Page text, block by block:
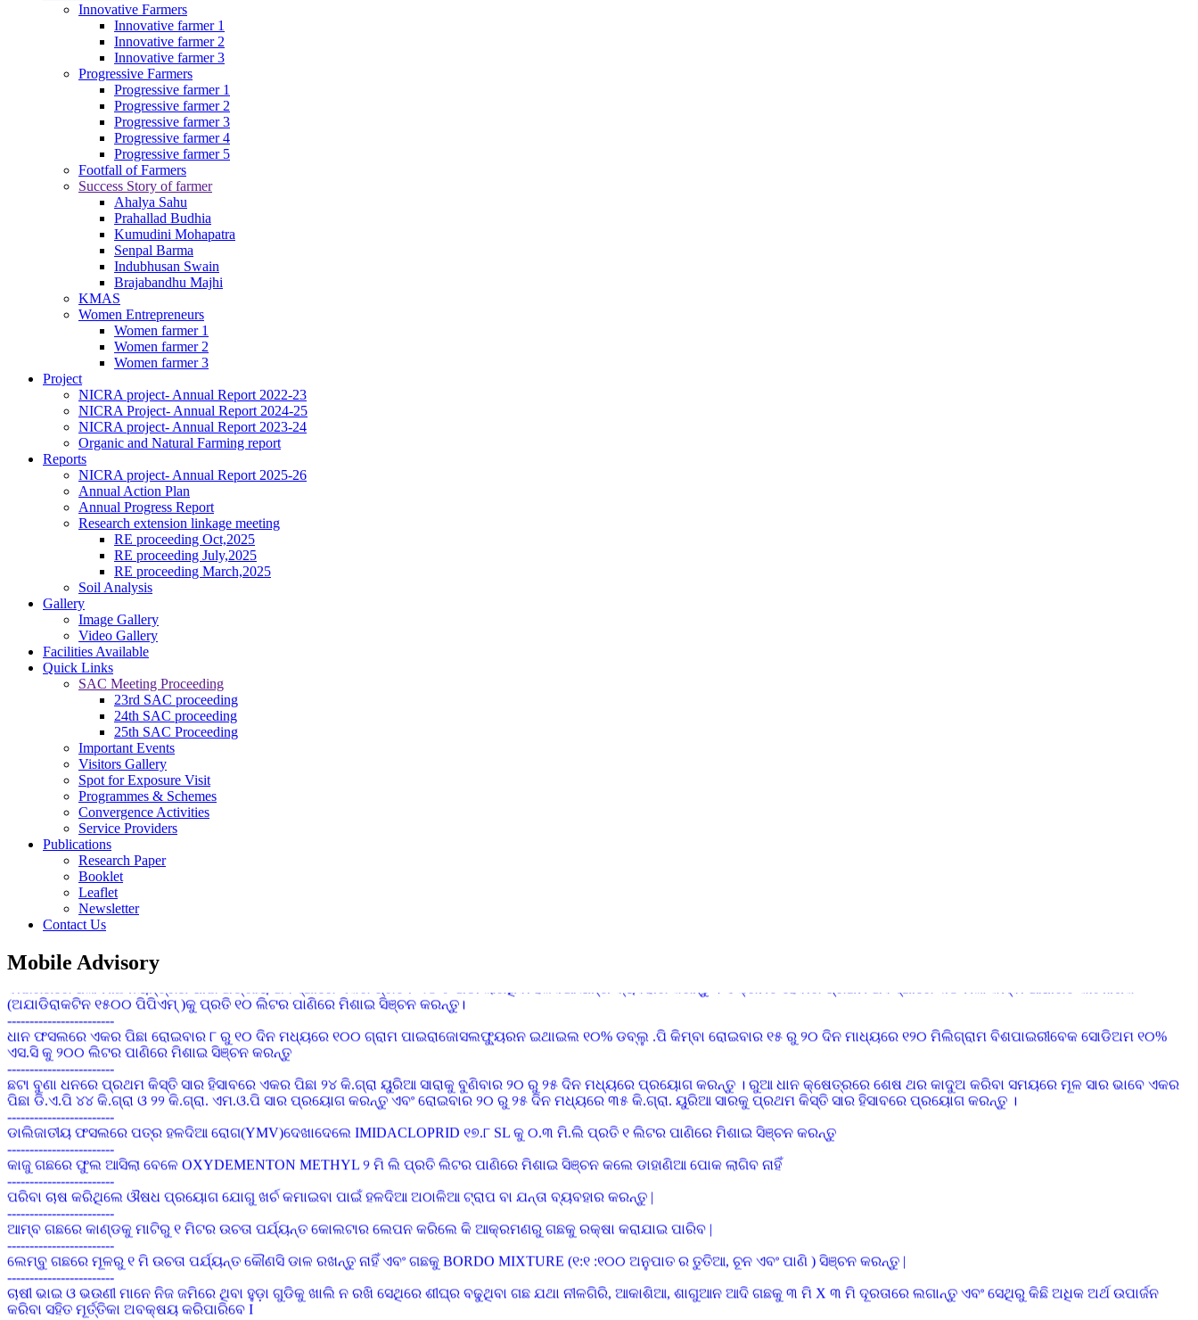
Innovative Farmers
Innovative farmer 1
Innovative farmer 2
Innovative farmer 3
Progressive Farmers
Progressive farmer 1
Progressive farmer 2
Progressive farmer 3
Progressive farmer 4
Progressive farmer 5
Footfall of Farmers
Success Story of farmer
Ahalya Sahu
Prahallad Budhia
Kumudini Mohapatra
Senpal Barma
Indubhusan Swain
Brajabandhu Majhi
KMAS
Women Entrepreneurs
Women farmer 1
Women farmer 2
Women farmer 3
Project
NICRA project- Annual Report 2022-23
NICRA Project- Annual Report 2024-25
NICRA project- Annual Report 2023-24
Organic and Natural Farming report
Reports
NICRA project- Annual Report 2025-26
Annual Action Plan
Annual Progress Report
Research extension linkage meeting
RE proceeding Oct,2025
RE proceeding July,2025
RE proceeding March,2025
Soil Analysis
Gallery
Image Gallery
Video Gallery
Facilities Available
Quick Links
SAC Meeting Proceeding
23rd SAC proceeding
24th SAC proceeding
25th SAC Proceeding
Important Events
Visitors Gallery
Spot for Exposure Visit
Programmes & Schemes
Convergence Activities
Service Providers
Publications
Research Paper
Booklet
Leaflet
Newsletter
Contact Us
Mobile Advisory
କପାର ସଙ୍କର କିସମ ପାଇଁ ଜେଇ.କେ ଦୁର୍ଗା, ଅଟଳ,ଧାନୋ, ଗବର, ଶ୍ରୀ ତୁଳସୀ, ଭାଗ୍ୟ, ଆକ୍କା, ଚନ୍ଦ୍ରମୁଖୀ ଉତ୍ତମ ଅଟେ
------------------------
ଗଜା ପୂର୍ବବର୍ତ୍ତୀ ଘାସମରା ଔଷଧ ପ୍ରୟୋଗ କରିନଥିଲେ ଧାନ ବୁଣିବାର 15 ରୁ 20 ଦିନରେ ଏକର ପ୍ରତି 120 ମି.ଲି ବିସ୍ପାଇରିବାକ୍ ସୋଡିୟମ୍ 10%ଏସ.ସି 200 ଲି. ପାଣିରେ ସିଞ୍ଚନ୍ତୁ
------------------------
ସାଧାରଣ କପା ଚାଷପାଇଁ ୧ କି.ଗ୍ରା. ପ୍ରତି ଏକର ଏବଂ ସଘନ କପା ଚାଷପାଇଁ ୫ କି.ଗ୍ରା. ପ୍ରତି ଏକର ବିହନ ଆବଶ୍ୟକ
------------------------
ବୁଣିବା ପୂର୍ବରୁ ୧ କିଗ୍ରା ମଞ୍ଜିକୁ ୭ ଗ୍ରାମ ଇମିଡାକ୍ଲୋପ୍ରିଡ୍ ୭୦ ଡବ୍ଲୁ.ଜି ଦ୍ୱାରା ବିଶୋଧନ କରନ୍ତୁ ଯାହାଦ୍ୱାରା ଶୋଷକ ପୋକାମାନର ସଂକ୍ରମଣ ହ୍ରାସ ପାଇବ
------------------------
ଚିନାବାଦାମର ପତ୍ର ସୁଡଙ୍ଗ ପୋକ : ବର୍ତମାନ ପାଗରେ ଉଚ୍ଚ ତାପମାତ୍ରା ପାଇଁ ପତ୍ର ସୁଢଙ୍ଗ ପୋକର ପାଦୁର୍ଭାବ ଦେଖା ଦେବାର ସମ୍ଭାବନା ରହିଛି । ସଂକ୍ରମଣ ଦେଖା ଦେଲେ ନିୟନ୍ତ୍ରଣ ପାଇଁ ୨ ମିଲିଗ୍ରାମ Prophenophos
୫୦% ଇସି କୁ ପ୍ରତି ଏକ ଲିଟର ପାଣିରେ ମିଶାଇ ସିଞ୍ଚନ କେନ୍ତୁ ।
------------------------
ଚଣା ଓ ବୁଟର ୭୦ ରୁ ୮୦ ଭାଗ ଛୁଇଁ ପାକଳ ହୋଇଗଲେ ଅମଳ କରି ଦିଅନ୍ତୁ ଏବଂ ଅମଳ ପରେ ମଞ୍ଜିକୁ ଖରାରେ ଭଲ ଭାବରେ ଶୁଖାନ୍ତୁ ଯେପରିକି ମଞ୍ଜିରେ 8 ରୁ 10 ଭାଗ ଜଳୀୟ ଅଂଶ ରହିବ
------------------------
ଗୃହପାଳିତ ପଶୁ ଯଥା ଗାଈ,ମଇଁଷି,ଛେଳି,ମେଣ୍ଢା ମାନଙ୍କୁ ଫାଟୁଆ,ସାହାଣ,ବଜବଜିଆ,ଛେଳିମଡ଼କ ଓ ଛେଳି ବସନ୍ତ ଆଦି ରୋଗରୁ ରକ୍ଷା କରିବା ପାଇଁ ଉପଯୁକ୍ତ ସମୟରେ ଟୀକାକରଣ କରନ୍ତୁ
------------------------
ଦୀର୍ଘଦିନ ଧରି ଜିଲ୍ଲାରେ ପାଗ ଶୁଖିଲା ରହିଥିବାରୁ ଚାଷୀଭାଇମାନେ ଜମିରେ ବତର ପ୍ରତି ଧ୍ୟାନ ଦିଅନ୍ତୁ ଏବଂ ଛିଡା ହେଇଥିବା ଫସଲ ଯଥା ମୁଗ, ବିରି, ଚିନାବାଦାମ, ବୁଟ, ମଟର, ମକା ଇତ୍ୟାଦିରେ ପାଣିର ଅଭାବକୁ ଏଡ଼ାଇବା ପାଇଁ
------------------------
ବାଇଗଣରେ ଧଳା ମାଛି ନିୟନ୍ତ୍ରଣ ପାଇଁ ଅଙ୍ଗୀୟ ଅବସ୍ଥାରେ ଏକର ପ୍ରତି ୮-୧୦ ଟି ଅଠା ଲାଗିଥିବା ହଳଦିଆ ଯନ୍ତା ବ୍ୟବହାର କରନ୍ତୁ । ସଂକ୍ରମିତ ହେବାର ପ୍ରଥମ ଅବସ୍ଥାରେ ୩୦ ମିଲି କିମ୍ବା ଆଧାରିତ କୀଟନାଶକ
------------------------
ଧାନ ଫସଲରେ ଏକର ପିଛା ରୋଇବାର ୮ ରୁ ୧୦ ଦିନ ମଧ୍ୟରେ ୧୦୦ ଗ୍ରାମ ପାଇରାଜୋସଲଫ୍ୟୁରନ ଇଥାଇଲ ୧୦% ଡବ୍ଲୁ .ପି କିମ୍ବା ରୋଇବାର ୧୫ ରୁ ୨୦ ଦିନ ମାଧ୍ୟରେ ୧୨୦ ମିଲିଗ୍ରାମ ବିଶପାଇରୀବେକ ସୋଡିଅମ ୧୦%
ଏସ.ସି କୁ ୨୦୦ ଲିଟର ପାଣିରେ ମିଶାଇ ସିଞ୍ଚନ କରନ୍ତୁ
------------------------
ଛଟା ବୁଣା ଧନରେ ପ୍ରଥମ କିସ୍ତି ସାର ହିସାବରେ ଏକର ପିଛା ୨୪ କି.ଗ୍ରା ୟୁରିଆ ସାରାକୁ ବୁଣିବାର ୨୦ ରୁ ୨୫ ଦିନ ମଧ୍ୟରେ ପ୍ରୟୋଗ କରନ୍ତୁ । ରୁଆ ଧାନ କ୍ଷେତ୍ରରେ ଶେଷ ଥର କାଦୁଅ କରିବା ସମୟରେ ମୂଳ ସାର ଭାବେ ଏକର
ପିଛା ଡି.ଏ.ପି ୪୪ କି.ଗ୍ରା ଓ ୨୨ କି.ଗ୍ରା. ଏମ.ଓ.ପି ସାର ପ୍ରୟୋଗ କରନ୍ତୁ ଏବଂ ରୋଇବାର ୨୦ ରୁ ୨୫ ଦିନ ମଧ୍ୟରେ ୩୫ କି.ଗ୍ରା. ୟୁରିଆ ସାରକୁ ପ୍ରଥମ କିସ୍ତି ସାର ହିସାବରେ ପ୍ରୟୋଗ କରନ୍ତୁ ।
------------------------
ଡାଲିଜାତୀୟ ଫସଲରେ ପତ୍ର ହଳଦିଆ ରୋଗ(YMV)ଦେଖାଦେଲେ IMIDACLOPRID ୧୭.୮ SL କୁ ୦.୩ ମି.ଲି ପ୍ରତି ୧ ଲିଟର ପାଣିରେ ମିଶାଇ ସିଞ୍ଚନ କରନ୍ତୁ
------------------------
କାଜୁ ଗଛରେ ଫୁଲ ଆସିଲା ବେଳେ OXYDEMENTON METHYL ୨ ମି ଲି ପ୍ରତି ଲିଟର ପାଣିରେ ମିଶାଇ ସିଞ୍ଚନ କଲେ ଡାହାଣିଆ ପୋକ ଲାଗିବ ନାହିଁ
------------------------
ପରିବା ଚାଷ କରିଥିଲେ ଔଷଧ ପ୍ରୟୋଗ ଯୋଗୁ ଖର୍ଚ କମାଇବା ପାଇଁ ହଳଦିଆ ଅଠାଳିଆ ଟ୍ରାପ ବା ଯନ୍ତା ବ୍ୟବହାର କରନ୍ତୁ |
------------------------
ଆମ୍ବ ଗଛରେ କାଣ୍ଡକୁ ମାଟିରୁ ୧ ମିଟର ଉଚତା ପର୍ଯ୍ୟନ୍ତ କୋଲଟାର ଲେପନ କରିଲେ କି ଆକ୍ରମଣରୁ ଗଛକୁ ରକ୍ଷା କରାଯାଇ ପାରିବ |
------------------------
ଲେମ୍ବୁ ଗଛରେ ମୂଳରୁ ୧ ମି ଉଚତା ପର୍ଯ୍ୟନ୍ତ କୌଣସି ଡାଳ ରଖନ୍ତୁ ନାହିଁ ଏବଂ ଗଛକୁ BORDO MIXTURE (୧:୧ :୧୦୦ ଅନୁପାତ ର ତୁତିଆ, ଚୂନ ଏବଂ ପାଣି ) ସିଞ୍ଚନ କରନ୍ତୁ |
------------------------
ଚାଷୀ ଭାଇ ଓ ଭଉଣୀ ମାନେ ନିଜ ଜମିରେ ଥିବା ହୁଡ଼ା ଗୁଡିକୁ ଖାଲି ନ ରଖି ସେଥିରେ ଶୀଘ୍ର ବଢୁଥିବା ଗଛ ଯଥା ନୀଳଗିରି, ଆକାଶିଆ, ଶାଗୁଆନ ଆଦି ଗଛକୁ ୩ ମି X ୩ ମି ଦୂରତାରେ ଲଗାନ୍ତୁ ଏବଂ ସେଥିରୁ କିଛି ଅଧିକ ଅର୍ଥ ଉପାର୍ଜନ
କରିବା ସହିତ ମୂର୍ତ୍ତିକା ଅବକ୍ଷୟ କରିପାରିବେ I
------------------------